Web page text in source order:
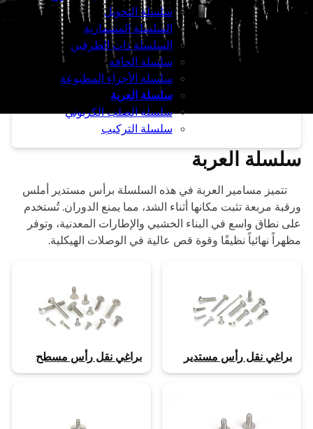
سلسلة التحويل
السلسلة المسمارية
السلسلة ذات الطرفين
سلسلة الحافة
سلسلة الأجزاء المطبوعة
سلسلة العربة
سلسلة الصلب الكربوني
سلسلة التركيب
سلسلة العربة
تتميز مسامير العربة في هذه السلسلة برأس مستدير أملس
ورقبة مربعة تثبت مكانها أثناء الشد، مما يمنع الدوران. تُستخدم
على نطاق واسع في البناء الخشبي والإطارات المعدنية، وتوفر
مظهراً نهائياً نظيفًا وقوة قص عالية في الوصلات الهيكلية.
براغي نقل رأس مسطح براغي نقل رأس مستدير